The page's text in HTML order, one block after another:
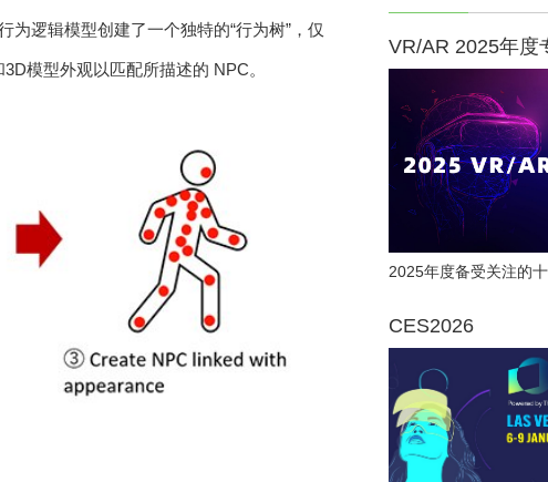
逻辑模型创建了一个独特的“行为树”，仅
模型外观以匹配所描述的 NPC。
VR/AR 2025年度
2025年度备受关注的
CES2026